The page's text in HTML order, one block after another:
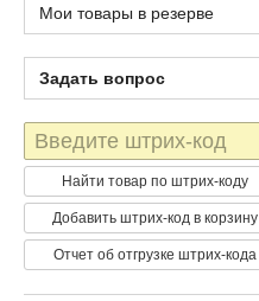
Мои товары в резерве
Задать вопрос
Штрих-
код
Найти товар по штрих-коду
Добавить штрих-код в корзину
Отчет об отгрузке штрих-кода